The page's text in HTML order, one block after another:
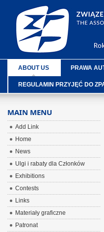
ABOUT US PRAWA
REGULAMIN PRZYJĘĆ DO
MAIN MENU
Add Link
Home
News
Ulgi i rabaty dla Członków
Exhibitions
Contests
Links
Materiały graficzne
Patronat